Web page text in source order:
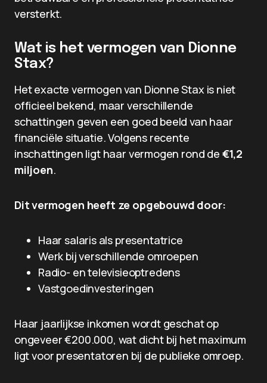
versterkt.
Wat is het vermogen van Dionne
Stax?
Het exacte vermogen van Dionne Stax is niet
officieel bekend, maar verschillende
schattingen geven een goed beeld van haar
financiële situatie. Volgens recente
inschattingen ligt haar vermogen rond de €1,2
miljoen.
Dit vermogen heeft ze opgebouwd door:
Haar salaris als presentatrice
Werk bij verschillende omroepen
Radio- en televisieoptredens
Vastgoedinvesteringen
Haar jaarlijkse inkomen wordt geschat op
ongeveer €200.000, wat dicht bij het maximum
ligt voor presentatoren bij de publieke omroep.